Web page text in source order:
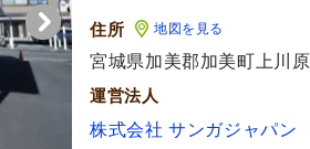
住所 地図を見る
宮城県加美郡加美町上川
運営法人
株式会社 サンガジャパン